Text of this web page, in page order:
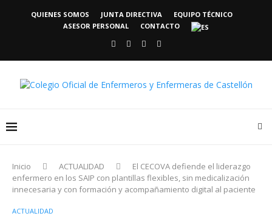
QUIENES SOMOS JUNTA DIRECTIVA
EQUIPO TÉCNICO
ASESOR PERSONAL
CONTACTO
Inicio ACTUALIDAD
El CECOVA defiende el liderazgo
enfermero en los SAIP con plantillas flexibles, sin medicalización
innecesaria y con formación y acompañamiento digital al paciente
ACTUALIDAD